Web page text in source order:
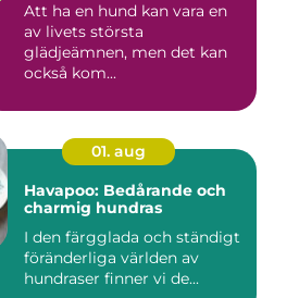
Att ha en hund kan vara en
av livets största
glädjeämnen, men det kan
också kom...
01. aug
Havapoo: Bedårande och
charmig hundras
I den färgglada och ständigt
föränderliga världen av
hundraser finner vi de...